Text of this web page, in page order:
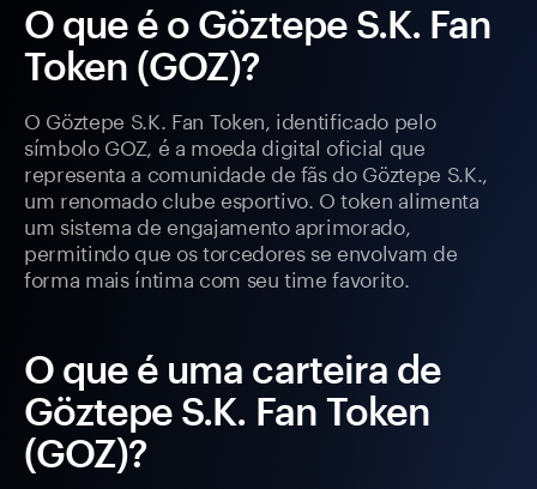
O que é o Göztepe S.K. Fan
Token (GOZ)?
O Göztepe S.K. Fan Token, identificado pelo
símbolo GOZ, é a moeda digital oficial que
representa a comunidade de fãs do Göztepe S.K.,
um renomado clube esportivo. O token alimenta
um sistema de engajamento aprimorado,
permitindo que os torcedores se envolvam de
forma mais íntima com seu time favorito.
O que é uma carteira de
Göztepe S.K. Fan Token
(GOZ)?